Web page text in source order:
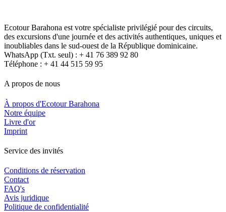
Ecotour Barahona est votre spécialiste privilégié pour des circuits,
des excursions d'une journée et des activités authentiques, uniques et
inoubliables dans le sud-ouest de la République dominicaine.
WhatsApp (Txt. seul) : + 41 76 389 92 80
Téléphone : + 41 44 515 59 95
A propos de nous
À propos d'Ecotour Barahona
Notre équipe
Livre d'or
Imprint
Service des invités
Conditions de réservation
Contact
FAQ's
Avis juridique
Politique de confidentialité